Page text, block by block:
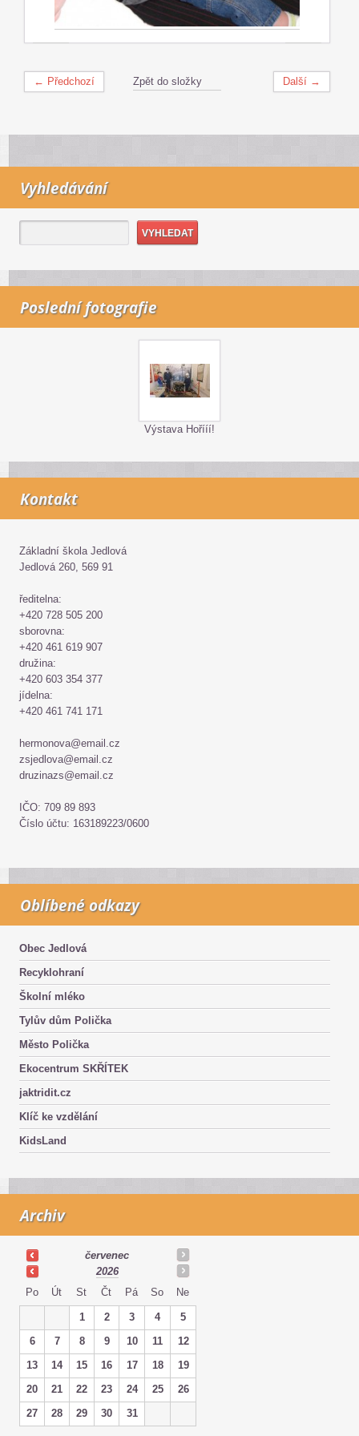
← Předchozí Další →
Zpět do složky
Vyhledávání
Poslední fotografie
Výstava Hořííí!
Kontakt
Základní škola Jedlová
Jedlová 260, 569 91
ředitelna:
+420 728 505 200
sborovna:
+420 461 619 907
družina:
+420 603 354 377
jídelna:
+420 461 741 171
hermonova@email.cz
zsjedlova@email.cz
druzinazs@email.cz
IČO: 709 89 893
Číslo účtu: 163189223/0600
Oblíbené odkazy
Obec Jedlová
Recyklohraní
Školní mléko
Tylův dům Polička
Město Polička
Ekocentrum SKŘÍTEK
jaktridit.cz
Klíč ke vzdělání
KidsLand
Archiv
červenec
2026
Po
Út St Čt Pá So Ne
1 2 3 4
5
6
7 8 9 10 11
12
13
14 15 16 17 18
19
20
21 22 23 24 25
26
27
28 29 30 31